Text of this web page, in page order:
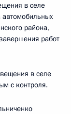
в селе
района,
работ
в селе
с контроля.